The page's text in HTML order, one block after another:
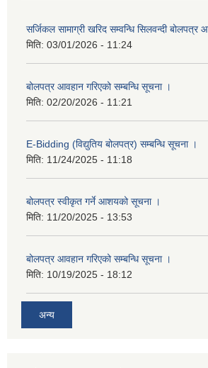
सर्जिकल सामाग्री खरिद सम्वन्धि सिलवन्दी बोलपत्र
मिति: 03/01/2026 - 11:24
बोलपत्र आवहान गरिएको सम्बन्धि सूचना ।
मिति: 02/20/2026 - 11:21
E-Bidding (विद्युतिय बोलपत्र) सम्बन्धि सूचना ।
मिति: 11/24/2025 - 11:18
बोलपत्र स्वीकृत गर्ने आशयको सूचना ।
मिति: 11/20/2025 - 13:53
बोलपत्र आवहान गरिएको सम्बन्धि सूचना ।
मिति: 10/19/2025 - 18:12
अन्य